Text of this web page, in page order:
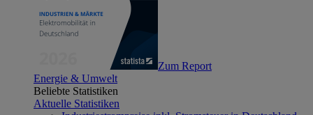
Zum Report
Energie & Umwelt
Beliebte Statistiken
Aktuelle Statistiken